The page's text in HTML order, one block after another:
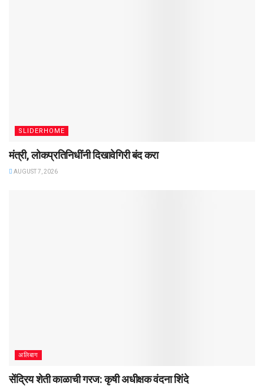
SLIDERHOME
मंत्री, लोकप्रतिनिधींनी दिखावेगिरी बंद करा
AUGUST 7, 2026
अलिबाग
सेंद्रिय शेती काळाची गरज: कृषी अधीक्षक वंदना शिंदे